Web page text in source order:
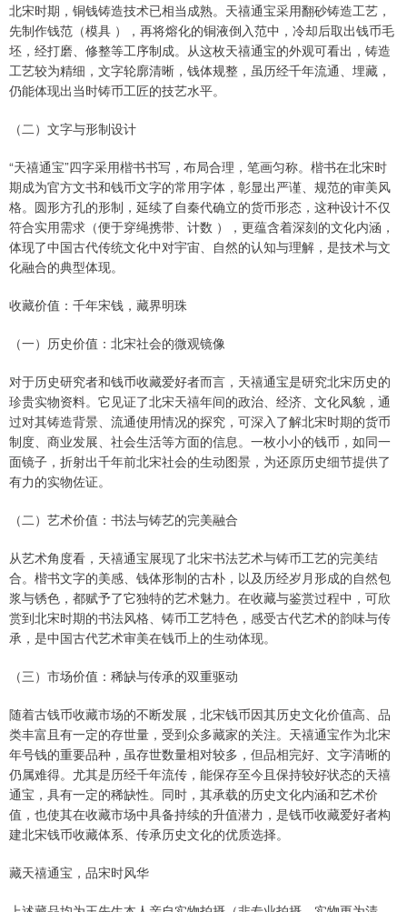
北宋时期，铜钱铸造技术已相当成熟。天禧通宝采用翻砂铸造工艺，
先制作钱范（模具 ），再将熔化的铜液倒入范中，冷却后取出钱币毛
坯，经打磨、修整等工序制成。从这枚天禧通宝的外观可看出，铸造
工艺较为精细，文字轮廓清晰，钱体规整，虽历经千年流通、埋藏，
仍能体现出当时铸币工匠的技艺水平。
（二）文字与形制设计
“天禧通宝”四字采用楷书书写，布局合理，笔画匀称。楷书在北宋时
期成为官方文书和钱币文字的常用字体，彰显出严谨、规范的审美风
格。圆形方孔的形制，延续了自秦代确立的货币形态，这种设计不仅
符合实用需求（便于穿绳携带、计数 ），更蕴含着深刻的文化内涵，
体现了中国古代传统文化中对宇宙、自然的认知与理解，是技术与文
化融合的典型体现。
收藏价值：千年宋钱，藏界明珠
（一）历史价值：北宋社会的微观镜像
对于历史研究者和钱币收藏爱好者而言，天禧通宝是研究北宋历史的
珍贵实物资料。它见证了北宋天禧年间的政治、经济、文化风貌，通
过对其铸造背景、流通使用情况的探究，可深入了解北宋时期的货币
制度、商业发展、社会生活等方面的信息。一枚小小的钱币，如同一
面镜子，折射出千年前北宋社会的生动图景，为还原历史细节提供了
有力的实物佐证。
（二）艺术价值：书法与铸艺的完美融合
从艺术角度看，天禧通宝展现了北宋书法艺术与铸币工艺的完美结
合。楷书文字的美感、钱体形制的古朴，以及历经岁月形成的自然包
浆与锈色，都赋予了它独特的艺术魅力。在收藏与鉴赏过程中，可欣
赏到北宋时期的书法风格、铸币工艺特色，感受古代艺术的韵味与传
承，是中国古代艺术审美在钱币上的生动体现。
（三）市场价值：稀缺与传承的双重驱动
随着古钱币收藏市场的不断发展，北宋钱币因其历史文化价值高、品
类丰富且有一定的存世量，受到众多藏家的关注。天禧通宝作为北宋
年号钱的重要品种，虽存世数量相对较多，但品相完好、文字清晰的
仍属难得。尤其是历经千年流传，能保存至今且保持较好状态的天禧
通宝，具有一定的稀缺性。同时，其承载的历史文化内涵和艺术价
值，也使其在收藏市场中具备持续的升值潜力，是钱币收藏爱好者构
建北宋钱币收藏体系、传承历史文化的优质选择。
藏天禧通宝，品宋时风华